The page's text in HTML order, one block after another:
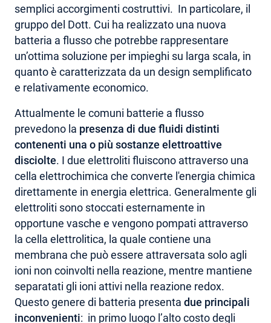
semplici accorgimenti costruttivi. In particolare, il
gruppo del Dott. Cui ha realizzato una nuova
batteria a flusso che potrebbe rappresentare
un’ottima soluzione per impieghi su larga scala, in
quanto è caratterizzata da un design semplificato
e relativamente economico.
Attualmente le comuni batterie a flusso
prevedono la presenza di due fluidi distinti
contenenti una o più sostanze elettroattive
disciolte. I due elettroliti fluiscono attraverso una
cella elettrochimica che converte l'energia chimica
direttamente in energia elettrica. Generalmente gli
elettroliti sono stoccati esternamente in
opportune vasche e vengono pompati attraverso
la cella elettrolitica, la quale contiene una
membrana che può essere attraversata solo agli
ioni non coinvolti nella reazione, mentre mantiene
separatati gli ioni attivi nella reazione redox.
Questo genere di batteria presenta due principali
inconvenienti: in primo luogo l’alto costo degli